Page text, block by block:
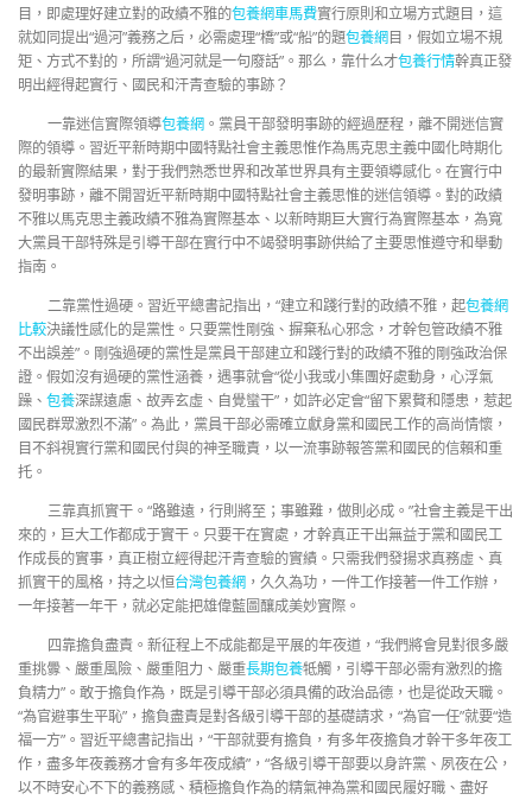
目，即處理好建立對的政績不雅的包養網車馬費實行原則和立場方式題目，這
就如同提出“過河”義務之后，必需處理“橋”或“船”的題包養網目，假如立場不規
矩、方式不對的，所謂“過河就是一句廢話”。那么，靠什么才包養行情幹真正發
明出經得起實行、國民和汗青查驗的事跡？
一靠迷信實際領導包養網。黨員干部發明事跡的經過歷程，離不開迷信實
際的領導。習近平新時期中國特點社會主義思惟作為馬克思主義中國化時期化
的最新實際結果，對于我們熟悉世界和改革世界具有主要領導感化。在實行中
發明事跡，離不開習近平新時期中國特點社會主義思惟的迷信領導。對的政績
不雅以馬克思主義政績不雅為實際基本、以新時期巨大實行為實際基本，為寬
大黨員干部特殊是引導干部在實行中不竭發明事跡供給了主要思惟遵守和舉動
指南。
二靠黨性過硬。習近平總書記指出，“建立和踐行對的政績不雅，起包養網
比較決議性感化的是黨性。只要黨性剛強、摒棄私心邪念，才幹包管政績不雅
不出誤差”。剛強過硬的黨性是黨員干部建立和踐行對的政績不雅的剛強政治保
證。假如沒有過硬的黨性涵養，遇事就會“從小我或小集團好處動身，心浮氣
躁、 包養深謀遠慮、故弄玄虛、自覺蠻干”，如許必定會“留下累贅和隱患，惹起
國民群眾激烈不滿”。為此，黨員干部必需確立獻身黨和國民工作的高尚情懷，
目不斜視實行黨和國民付與的神圣職責，以一流事跡報答黨和國民的信賴和重
托。
三靠真抓實干。“路雖遠，行則將至；事雖難，做則必成。”社會主義是干出
來的，巨大工作都成于實干。只要干在實處，才幹真正干出無益于黨和國民工
作成長的實事，真正樹立經得起汗青查驗的實績。只需我們發揚求真務虛、真
抓實干的風格，持之以恒台灣包養網 ，久久為功，一件工作接著一件工作辦，
一年接著一年干，就必定能把雄偉藍圖釀成美妙實際。
四靠擔負盡責。新征程上不成能都是平展的年夜道，“我們將會見對很多嚴
重挑釁、嚴重風險、嚴重阻力、嚴重長期包養牴觸，引導干部必需有激烈的擔
負精力”。敢于擔負作為，既是引導干部必須具備的政治品德，也是從政天職。
“為官避事生平恥”，擔負盡責是對各級引導干部的基礎請求，“為官一任”就要“造
福一方”。習近平總書記指出，“干部就要有擔負，有多年夜擔負才幹干多年夜工
作，盡多年夜義務才會有多年夜成績”，“各級引導干部要以身許黨、夙夜在公，
以不時安心不下的義務感、積極擔負作為的精氣神為黨和國民履好職、盡好